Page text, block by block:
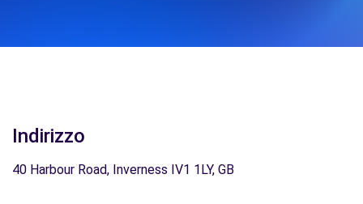
Indirizzo
40 Harbour Road, Inverness IV1 1LY, GB